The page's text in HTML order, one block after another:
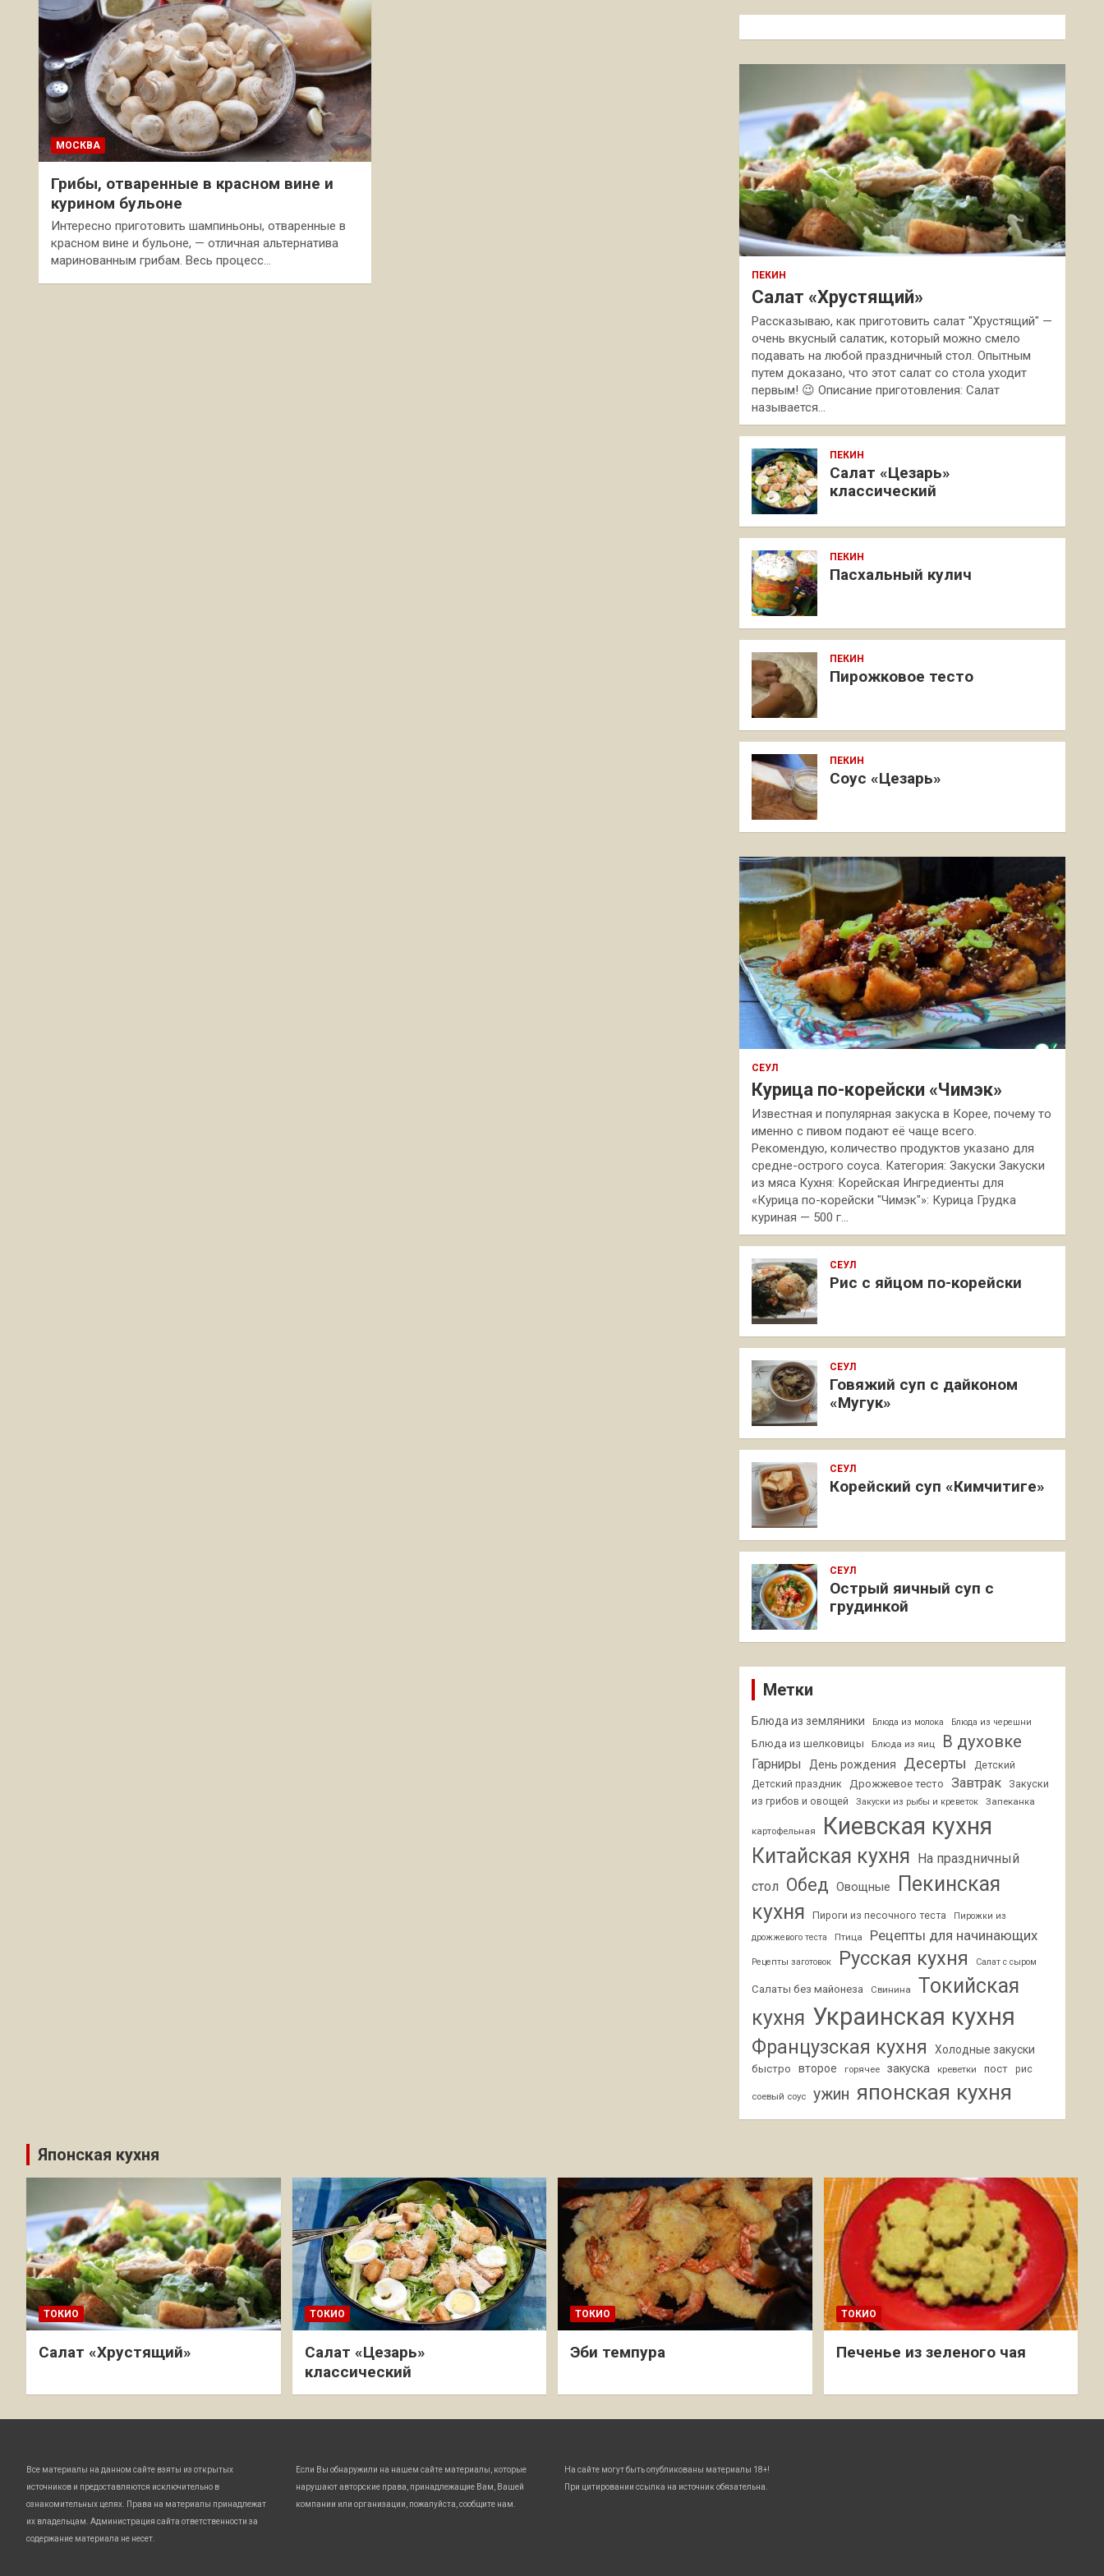
МОСКВА
Грибы, отваренные в красном вине и
курином бульоне
Интересно приготовить шампиньоны, отваренные в
красном вине и бульоне, — отличная альтернатива
маринованным грибам. Весь процесс…
к
ПЕКИН
Салат «Хрустящий»
Рассказываю, как приготовить салат "Хрустящий" —
очень вкусный салатик, который можно смело
подавать на любой праздничный стол. Опытным
путем доказано, что этот салат со стола уходит
первым! 😉 Описание приготовления: Салат
называется…
ПЕКИН
Салат «Цезарь»
классический
ПЕКИН
Пасхальный кулич
ПЕКИН
Пирожковое тесто
ПЕКИН
Соус «Цезарь»
СЕУЛ
Курица по-корейски «Чимэк»
Известная и популярная закуска в Корее, почему то
именно с пивом подают её чаще всего.
Рекомендую, количество продуктов указано для
средне-острого соуса. Категория: Закуски Закуски
из мяса Кухня: Корейская Ингредиенты для
«Курица по-корейски "Чимэк"»: Курица Грудка
куриная — 500 г…
СЕУЛ
Рис с яйцом по-корейски
СЕУЛ
Говяжий суп с дайконом
«Мугук»
СЕУЛ
Корейский суп «Кимчитиге»
СЕУЛ
Острый яичный суп с
грудинкой
Метки
Блюда из земляники Блюда из молока Блюда из черешни
Блюда из шелковицы Блюда из яиц В духовке
Гарниры День рождения Десерты
Детский
Детский праздник
Дрожжевое тесто Завтрак
Закуски
из грибов и овощей
Закуски из рыбы и креветок Запеканка
картофельная Киевская кухня
Китайская кухня На праздничный
стол Обед Овощные
Пекинская
кухня
Пироги из песочного теста
Пирожки из
дрожжевого теста
Птица Рецепты для начинающих
Рецепты заготовок Русская кухня Салат с сыром
Салаты без майонеза Свинина
Токийская
кухня Украинская кухня
Французская кухня Холодные закуски
быстро второе горячее закуска креветки пост рис
соевый соус ужин японская кухня
Японская кухня
ТОКИО
Салат «Хрустящий»
ТОКИО
Салат «Цезарь»
классический
ТОКИО
Эби темпура
ТОКИО
Печенье из зеленого чая
Все материалы на данном сайте взяты из открытых
источников и предоставляются исключительно в
ознакомительных целях. Права на материалы принадлежат
их владельцам. Администрация сайта ответственности за
содержание материала не несет.
Если Вы обнаружили на нашем сайте материалы, которые
нарушают авторские права, принадлежащие Вам, Вашей
компании или организации, пожалуйста, сообщите нам.
На сайте могут быть опубликованы материалы 18+!
При цитировании ссылка на источник обязательна.